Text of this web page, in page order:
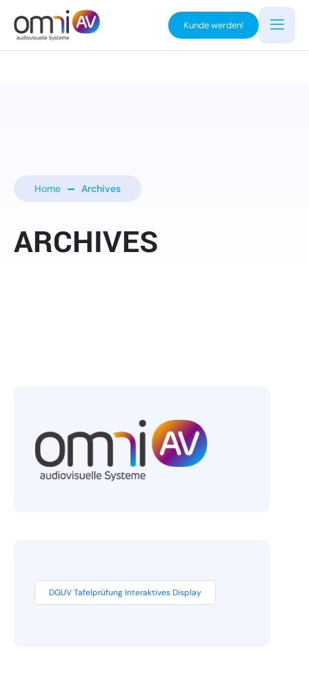
Kunde werden!
Home Archives
ARCHIVES
DGUV Tafelprüfung Interaktives Display